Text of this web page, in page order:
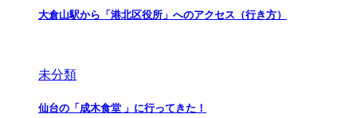
大倉山駅から「港北区役所」へのアクセス（行き方）
未分類
仙台の「成木食堂 」に行ってきた！